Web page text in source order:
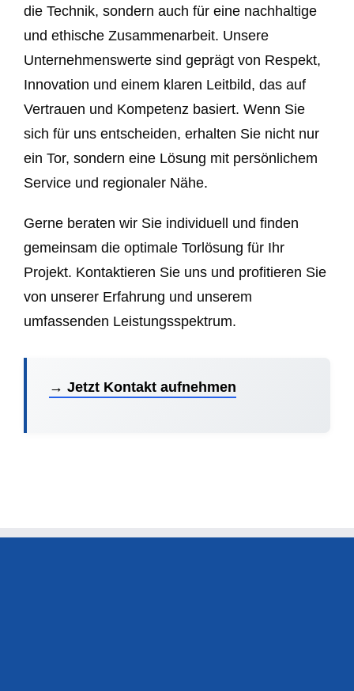
die Technik, sondern auch für eine nachhaltige
und ethische Zusammenarbeit. Unsere
Unternehmenswerte sind geprägt von Respekt,
Innovation und einem klaren Leitbild, das auf
Vertrauen und Kompetenz basiert. Wenn Sie
sich für uns entscheiden, erhalten Sie nicht nur
ein Tor, sondern eine Lösung mit persönlichem
Service und regionaler Nähe.
Gerne beraten wir Sie individuell und finden
gemeinsam die optimale Torlösung für Ihr
Projekt. Kontaktieren Sie uns und profitieren Sie
von unserer Erfahrung und unserem
umfassenden Leistungsspektrum.
→ Jetzt Kontakt aufnehmen